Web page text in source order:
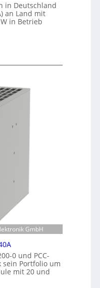
in Deutschland
an Land mit
in Betrieb
GmbH
0 und PCC-
sein Portfolio um
mit 20 und